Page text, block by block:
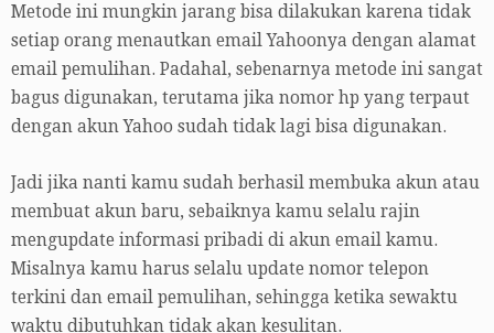
Metode ini mungkin jarang bisa dilakukan karena tidak
setiap orang menautkan email Yahoonya dengan alamat
email pemulihan. Padahal, sebenarnya metode ini sangat
bagus digunakan, terutama jika nomor hp yang terpaut
dengan akun Yahoo sudah tidak lagi bisa digunakan.
Jadi jika nanti kamu sudah berhasil membuka akun atau
membuat akun baru, sebaiknya kamu selalu rajin
mengupdate informasi pribadi di akun email kamu.
Misalnya kamu harus selalu update nomor telepon
terkini dan email pemulihan, sehingga ketika sewaktu
waktu dibutuhkan tidak akan kesulitan.